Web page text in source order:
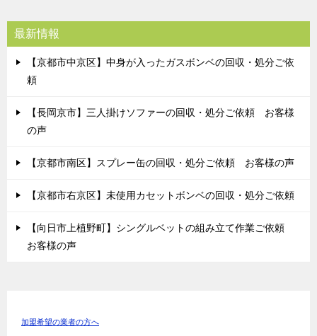
最新情報
【京都市中京区】中身が入ったガスボンベの回収・処分ご依
頼
【長岡京市】三人掛けソファーの回収・処分ご依頼 お客様
の声
【京都市南区】スプレー缶の回収・処分ご依頼 お客様の声
【京都市右京区】未使用カセットボンベの回収・処分ご依頼
【向日市上植野町】シングルベットの組み立て作業ご依頼
お客様の声
加盟希望の業者の方へ